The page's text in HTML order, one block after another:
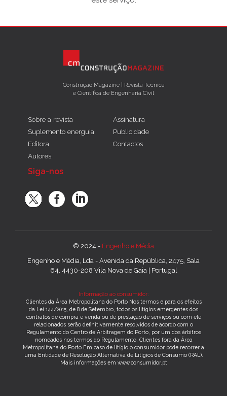
Construção Magazine | Revista Técnica
e Científica de Engenharia Civil
Sobre a revista
Suplemento energuia
Editora
Autores
Assinatura
Publicidade
Contactos
Siga-nos
© 2024 - Engenho e Média
Engenho e Média, Lda - Avenida da República, 2475, Sala
64, 4430-208 Vila Nova de Gaia | Portugal
Informação ao consumidor:
Clientes da Área Metropolitana do Porto Nos termos e para os efeitos
da Lei 144/2015, de 8 de Setembro, todos os litígios emergentes dos
contratos de compra e venda ou de prestação de serviços ou com ele
relacionados serão definitivamente resolvidos de acordo com o
Regulamento do Centro de Arbitragem do Porto, por um dos árbitros
nomeados nos termos do Regulamento. Clientes fora da Área
Metropolitana do Porto Em caso de litígio o consumidor pode recorrer a
uma Entidade de Resolução Alternativa de Litígios de Consumo (RAL).
Mais informações em www.consumidor.pt